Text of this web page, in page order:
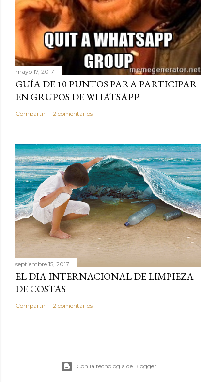
mayo 17, 2017
GUÍA DE 10 PUNTOS PARA PARTICIPAR
EN GRUPOS DE WHATSAPP
Compartir 2 comentarios
septiembre 15, 2017
EL DIA INTERNACIONAL DE LIMPIEZA
DE COSTAS
Compartir 2 comentarios
Con la tecnología de Blogger